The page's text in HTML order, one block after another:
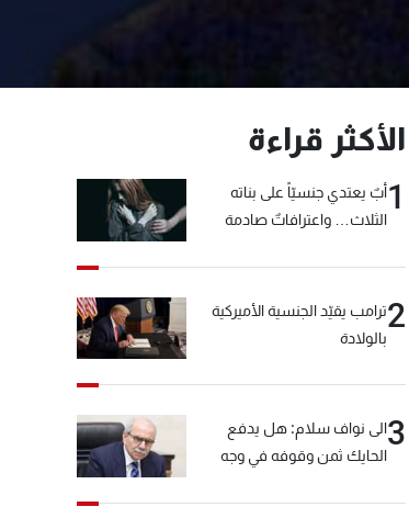
الأكثر قراءة
1أبٌ يعتدي جنسيّاً على بناته
الثلاث… واعترافاتٌ صادمة
2ترامب يقيّد الجنسية الأميركية
بالولادة
3الى نواف سلام: هل يدفع
الحايك ثمن وقوفه في وجه